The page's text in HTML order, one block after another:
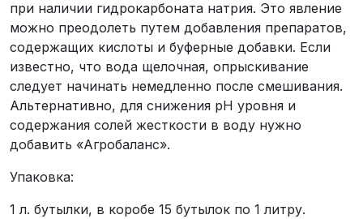
при наличии гидрокарбоната натрия. Это явление
можно преодолеть путем добавления препаратов,
содержащих кислоты и буферные добавки. Если
известно, что вода щелочная, опрыскивание
следует начинать немедленно после смешивания.
Альтернативно, для снижения рН уровня и
содержания солей жесткости в воду нужно
добавить «Агробаланс».
Упаковка:
1 л. бутылки, в коробе 15 бутылок по 1 литру.